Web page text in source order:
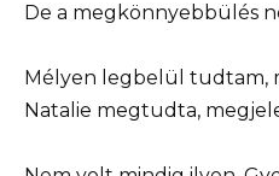
De a megkönnyebbülés
Mélyen legbelül tudtam,
Natalie megtudta,